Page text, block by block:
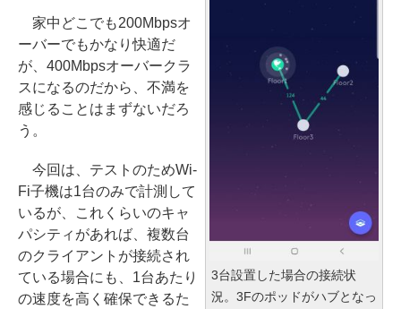
3台設置した場合の接続状
況。3Fのポッドがハブとなっ
家中どこでも200Mbpsオ
ーバーでもかなり快適だ
が、400Mbpsオーバークラ
スになるのだから、不満を
感じることはまずないだろ
う。
今回は、テストのためWi-
Fi子機は1台のみで計測して
いるが、これくらいのキャ
パシティがあれば、複数台
のクライアントが接続され
ている場合にも、1台あたり
の速度を高く確保できるた